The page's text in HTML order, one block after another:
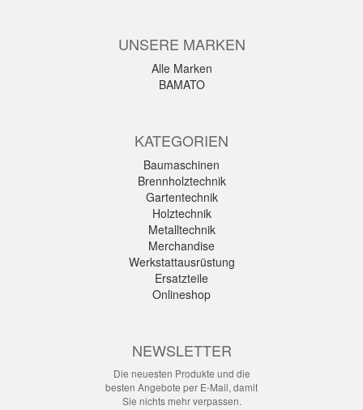
UNSERE MARKEN
Alle Marken
BAMATO
KATEGORIEN
Baumaschinen
Brennholztechnik
Gartentechnik
Holztechnik
Metalltechnik
Merchandise
Werkstattausrüstung
Ersatzteile
Onlineshop
NEWSLETTER
Die neuesten Produkte und die
besten Angebote per E-Mail, damit
Sie nichts mehr verpassen.